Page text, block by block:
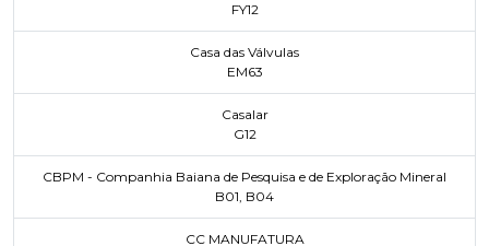
FY12
Casa das Válvulas
EM63
Casalar
G12
CBPM - Companhia Baiana de Pesquisa e de Exploração Mineral
B01, B04
CC MANUFATURA